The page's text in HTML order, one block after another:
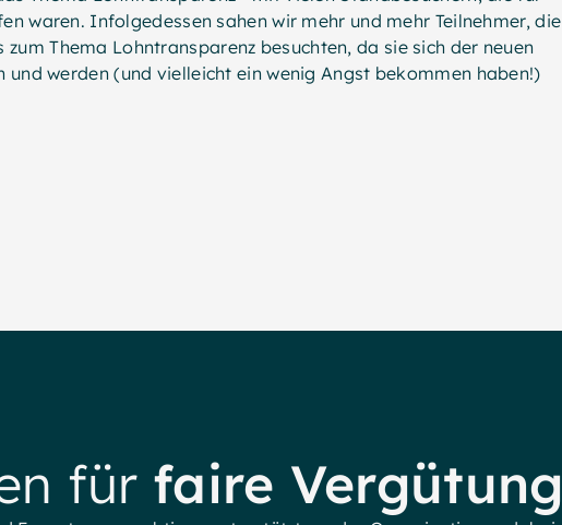
waren. Infolgedessen sahen wir mehr und mehr Teilnehmer, die
Thema Lohntransparenz besuchten, da sie sich der neuen
und werden (und vielleicht ein wenig Angst bekommen haben!)
für faire Vergütung